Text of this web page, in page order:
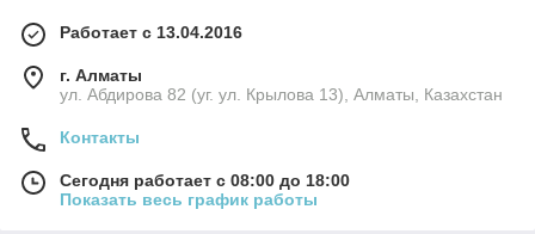
Работает с 13.04.2016
г. Алматы
ул. Абдирова 82 (уг. ул. Крылова 13), Алматы, Казахстан
Контакты
Сегодня работает с 08:00 до 18:00
Показать весь график работы